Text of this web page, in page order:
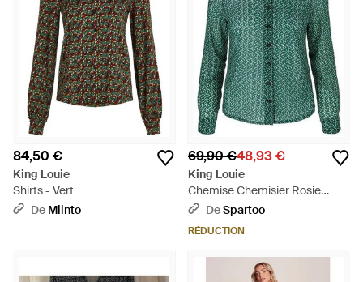
84,50 €
King Louie
Shirts - Vert
De Miinto
69,90 €48,93 €
King Louie
Chemise Chemisier Rosie
Waikiki - Vert
DeSpartoo
RÉDUCTION